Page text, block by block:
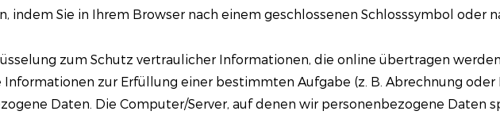
indem Sie in Ihrem Browser nach einem geschlossenen Schlosssymbol oder
zum Schutz vertraulicher Informationen, die online übertragen
zur Erfüllung einer bestimmten Aufgabe (z. B. Abrechnung
Daten. Die Computer/Server, auf denen wir personenbezogene Daten